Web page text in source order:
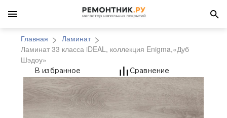
Главная
Ламинат
Ламинат 33 класса iDEAL, коллекция Enigma,«Дуб
Шэдоу»
Ламинат 33 класса
В избранное Сравнение